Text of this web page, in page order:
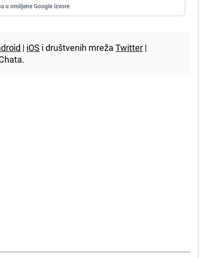
u omiljene Google izvore
| iOS i društvenih mrežaTwitter |